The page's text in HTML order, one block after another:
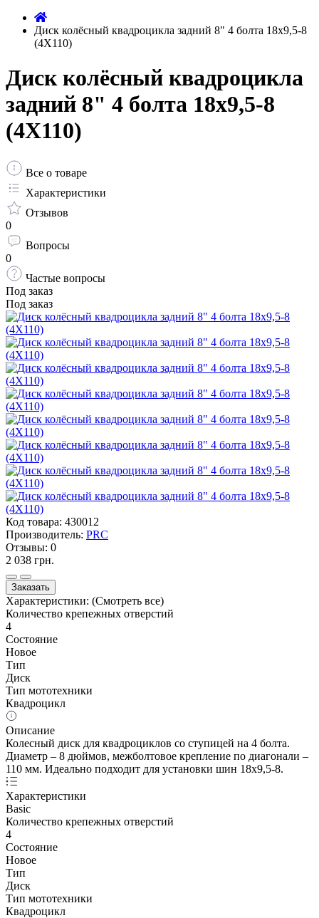
Диск колёсный квадроцикла задний 8" 4 болта 18х9,5-8
(4Х110)
Диск колёсный квадроцикла
задний 8" 4 болта 18х9,5-8
(4Х110)
Все о товаре
Характеристики
Отзывов
0
Вопросы
0
Частые вопросы
Под заказ
Под заказ
Код товара: 430012
Производитель: PRC
Отзывы: 0
2 038 грн.
Заказать
Характеристики: (Смотреть все)
Количество крепежных отверстий
4
Состояние
Новое
Тип
Диск
Тип мототехники
Квадроцикл
Описание
Колесный диск для квадроциклов со ступицей на 4 болта.
Диаметр – 8 дюймов, межболтовое крепление по диагонали –
110 мм. Идеально подходит для установки шин 18х9,5-8.
Характеристики
Basic
Количество крепежных отверстий
4
Состояние
Новое
Тип
Диск
Тип мототехники
Квадроцикл